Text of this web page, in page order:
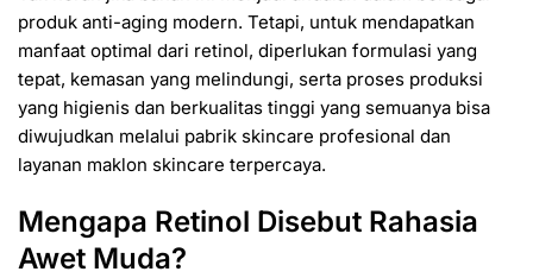
produk anti-aging modern. Tetapi, untuk mendapatkan
manfaat optimal dari retinol, diperlukan formulasi yang
tepat, kemasan yang melindungi, serta proses produksi
yang higienis dan berkualitas tinggi yang semuanya bisa
diwujudkan melalui pabrik skincare profesional dan
layanan maklon skincare terpercaya.
Mengapa Retinol Disebut Rahasia
Awet Muda?